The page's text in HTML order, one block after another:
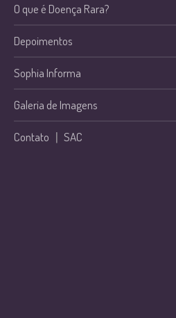
O que é Doença Rara?
Depoimentos
Sophia Informa
Galeria de Imagens
Contato |SAC